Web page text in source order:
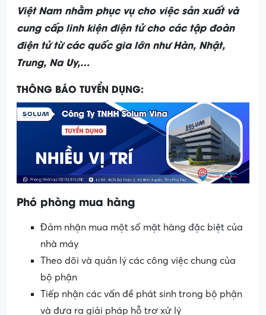
Việt Nam nhằm phục vụ cho việc sản xuất và
cung cấp linh kiện điện tử cho các tập đoàn
điện tử từ các quốc gia lớn như Hàn, Nhật,
Trung, Na Uy,…
THÔNG BÁO TUYỂN DỤNG:
Phó phòng mua hàng
Đảm nhận mua một số mặt hàng đặc biệt của
nhà máy
Theo dõi và quản lý các công việc chung của
bộ phận
Tiếp nhận các vấn đề phát sinh trong bộ phận
và đưa ra giải pháp hỗ trợ xử lý